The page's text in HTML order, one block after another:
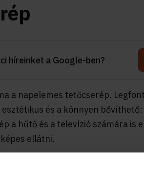
híreinket a Google-ben?
a napelemes tetőcserép.
és a könnyen
a hűtő és a televízió számára is
ellátni.
kompozit, benne